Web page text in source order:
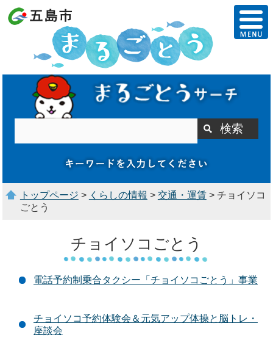
トップページ > くらしの情報 > 交通・運賃> チョイソコ
ごとう
チョイソコごとう
電話予約制乗合タクシー「チョイソコごとう」事業
チョイソコ予約体験会＆元気アップ体操と脳トレ・
座談会